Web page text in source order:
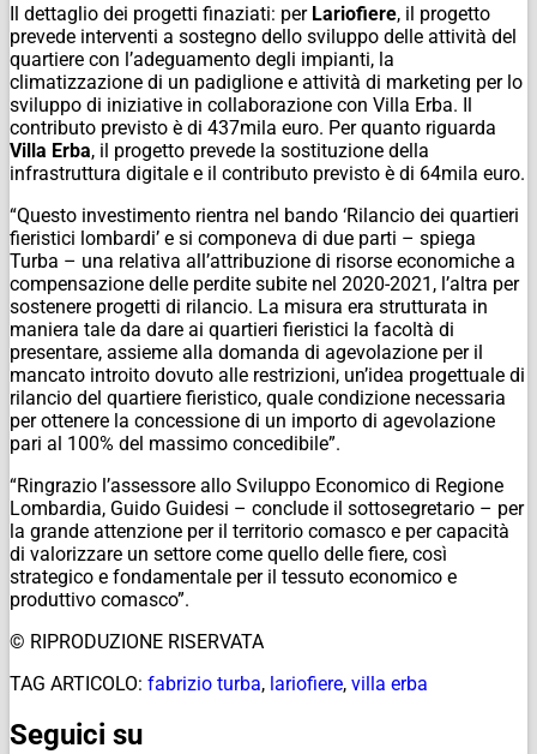
Il dettaglio dei progetti finaziati: per Lariofiere, il progetto
prevede interventi a sostegno dello sviluppo delle attività del
quartiere con l’adeguamento degli impianti, la
climatizzazione di un padiglione e attività di marketing per lo
sviluppo di iniziative in collaborazione con Villa Erba. Il
contributo previsto è di 437mila euro. Per quanto riguarda
Villa Erba, il progetto prevede la sostituzione della
infrastruttura digitale e il contributo previsto è di 64mila euro.
“Questo investimento rientra nel bando ‘Rilancio dei quartieri
fieristici lombardi’ e si componeva di due parti – spiega
Turba – una relativa all’attribuzione di risorse economiche a
compensazione delle perdite subite nel 2020-2021, l’altra per
sostenere progetti di rilancio. La misura era strutturata in
maniera tale da dare ai quartieri fieristici la facoltà di
presentare, assieme alla domanda di agevolazione per il
mancato introito dovuto alle restrizioni, un’idea progettuale di
rilancio del quartiere fieristico, quale condizione necessaria
per ottenere la concessione di un importo di agevolazione
pari al 100% del massimo concedibile”.
“Ringrazio l’assessore allo Sviluppo Economico di Regione
Lombardia, Guido Guidesi – conclude il sottosegretario – per
la grande attenzione per il territorio comasco e per capacità
di valorizzare un settore come quello delle fiere, così
strategico e fondamentale per il tessuto economico e
produttivo comasco”.
© RIPRODUZIONE RISERVATA
TAG ARTICOLO: fabrizio turba, lariofiere, villa erba
Seguici su